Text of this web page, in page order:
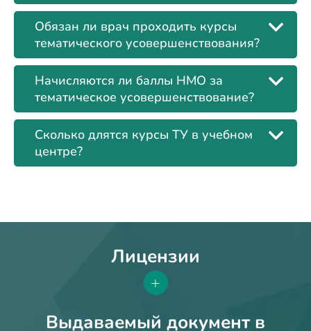
Обязан ли врач проходить курсы
тематического усовершенствования?
Начисляются ли баллы НМО за
тематическое усовершенствование?
Сколько длятся курсы ТУ в учебном
центре?
Лицензии
+
Выдаваемый документ в